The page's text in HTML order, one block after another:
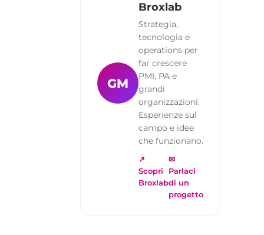
GM
Broxlab
Strategia,
tecnologia e
operations per
far crescere
PMI, PA e
grandi
organizzazioni.
Esperienze sul
campo e idee
che funzionano.
↗
Scopri
Broxlab
✉
Parlaci
di un
progetto